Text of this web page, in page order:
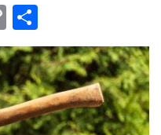
Copy
Link